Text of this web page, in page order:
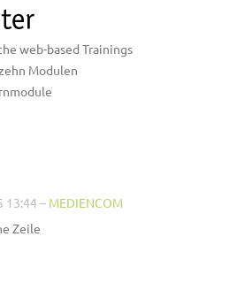
web-based Trainings
Modulen
13:44 – MEDIENCOM
Zeile